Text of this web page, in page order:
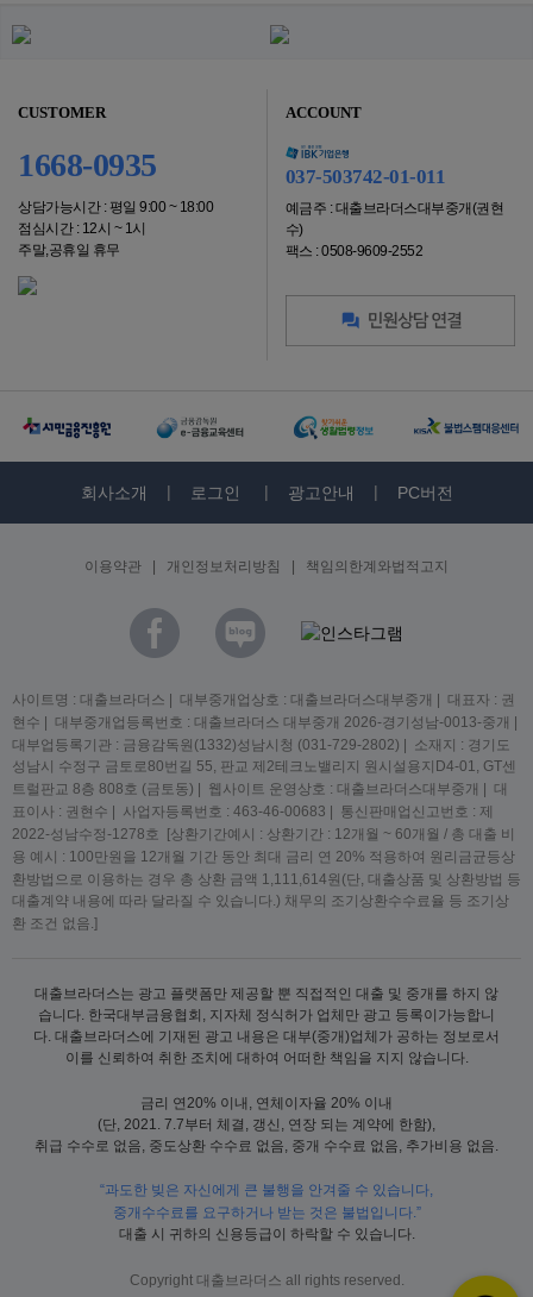
CUSTOMER
1668-0935
상담가능시간 : 평일 9:00 ~ 18:00
점심시간 : 12시 ~ 1시
주말,공휴일 휴무
ACCOUNT
037-503742-01-011
예금주 : 대출브라더스대부중개(권현
수)
팩스 : 0508-9609-2552
회사소개 로그인 광고안내 PC버전
이용약관 개인정보처리방침 책임의한계와법적고지
사이트명 : 대출브라더스 | 대부중개업상호 : 대출브라더스대부중개 | 대표자 : 권
현수 | 대부중개업등록번호 : 대출브라더스 대부중개 2026-경기성남-0013-중개 |
대부업등록기관 : 금융감독원(1332)성남시청 (031-729-2802) | 소재지 : 경기도
성남시 수정구 금토로80번길 55, 판교 제2테크노밸리지 원시설용지D4-01, GT센
트럴판교 8층 808호 (금토동) | 웹사이트 운영상호 : 대출브라더스대부중개 | 대
표이사 : 권현수 | 사업자등록번호 : 463-46-00683 | 통신판매업신고번호 : 제
2022-성남수정-1278호 [상환기간예시 : 상환기간 : 12개월 ~ 60개월 / 총 대출 비
용 예시 : 100만원을 12개월 기간 동안 최대 금리 연 20% 적용하여 원리금균등상
환방법으로 이용하는 경우 총 상환 금액 1,111,614원(단, 대출상품 및 상환방법 등
대출계약 내용에 따라 달라질 수 있습니다.) 채무의 조기상환수수료율 등 조기상
환 조건 없음.]
대출브라더스는 광고 플랫폼만 제공할 뿐 직접적인 대출 및 중개를 하지 않
습니다. 한국대부금융협회, 지자체 정식허가 업체만 광고 등록이가능합니
다. 대출브라더스에 기재된 광고 내용은 대부(중개)업체가 공하는 정보로서
이를 신뢰하여 취한 조치에 대하여 어떠한 책임을 지지 않습니다.
금리 연20% 이내, 연체이자율 20% 이내
(단, 2021. 7.7부터 체결, 갱신, 연장 되는 계약에 한함),
취급 수수로 없음, 중도상환 수수료 없음, 중개 수수료 없음, 추가비용 없음.
“과도한 빚은 자신에게 큰 불행을 안겨줄 수 있습니다,
중개수수료를 요구하거나 받는 것은 불법입니다.”
대출 시 귀하의 신용등급이 하락할 수 있습니다.
Copyright 대출브라더스 all rights reserved.